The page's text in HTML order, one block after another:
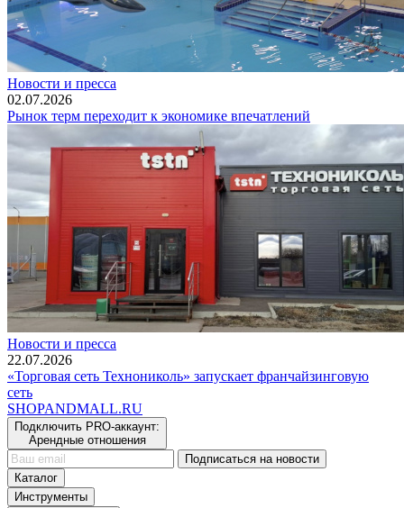
Новости и пресса
02.07.2026
Рынок терм переходит к экономике впечатлений
Новости и пресса
22.07.2026
«Торговая сеть Технониколь» запускает франчайзинговую
сеть
SHOPANDMALL.RU
Подключить PRO-аккаунт:
Арендные отношения
Подписаться на новости
Каталог
Инструменты